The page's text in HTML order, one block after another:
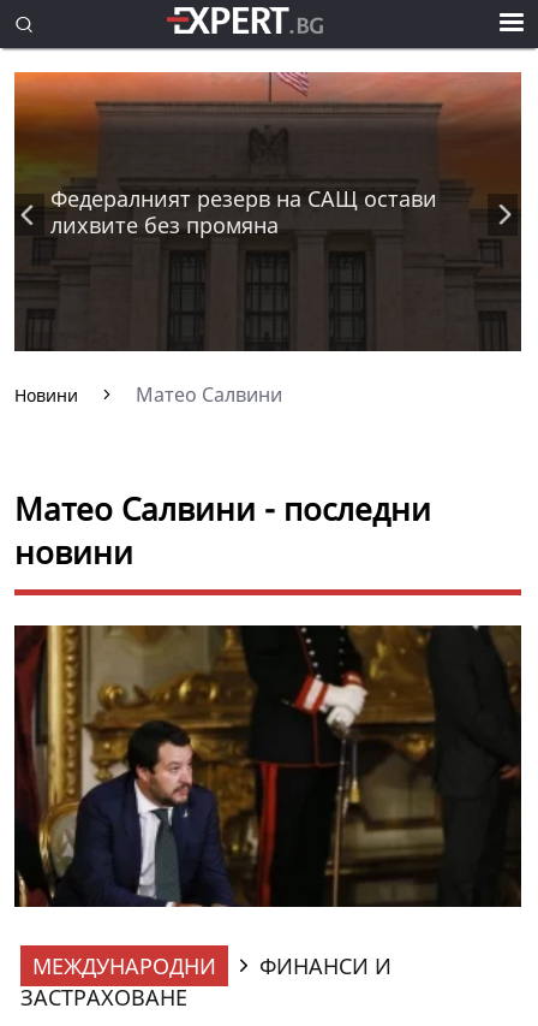
Федералният резерв на САЩ остави
лихвите без промяна
Новини Матео Салвини
Матео Салвини - последни
новини
МЕЖДУНАРОДНИ
ФИНАНСИ И
ЗАСТРАХОВАНЕ